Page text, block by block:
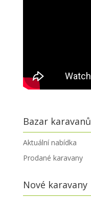
Bazar karavanů
Aktuální nabídka
Prodané karavany
Nové karavany